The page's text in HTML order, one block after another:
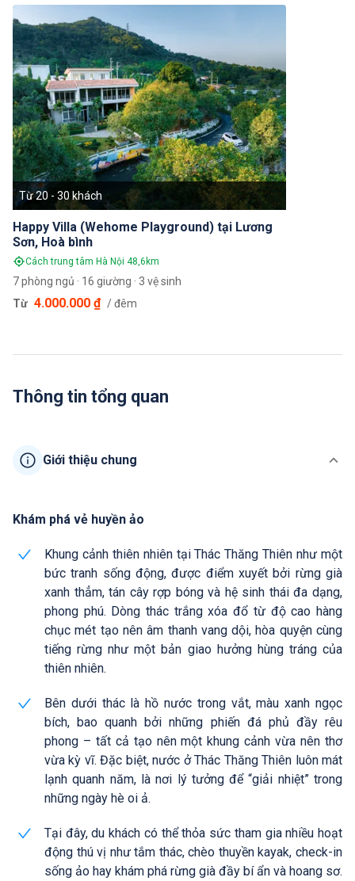
Happy Villa (Wehome Playground) tại Lương
Sơn, Hoà bình
Cách trung tâm Hà Nội 48,6km
Từ 20 - 30 khách
7 phòng ngủ · 16 giường · 3 vệ sinh
Từ 4.000.000 ₫ / đêm
Thông tin tổng quan
Giới thiệu chung
Khám phá vẻ huyền ảo
Khung cảnh thiên nhiên tại Thác Thăng Thiên như một
bức tranh sống động, được điểm xuyết bởi rừng già
xanh thẳm, tán cây rợp bóng và hệ sinh thái đa dạng,
phong phú. Dòng thác trắng xóa đổ từ độ cao hàng
chục mét tạo nên âm thanh vang dội, hòa quyện cùng
tiếng rừng như một bản giao hưởng hùng tráng của
thiên nhiên.
Bên dưới thác là hồ nước trong vắt, màu xanh ngọc
bích, bao quanh bởi những phiến đá phủ đầy rêu
phong – tất cả tạo nên một khung cảnh vừa nên thơ
vừa kỳ vĩ. Đặc biệt, nước ở Thác Thăng Thiên luôn mát
lạnh quanh năm, là nơi lý tưởng để “giải nhiệt” trong
những ngày hè oi ả.
Tại đây, du khách có thể thỏa sức tham gia nhiều hoạt
động thú vị như tắm thác, chèo thuyền kayak, check-in
sống ảo hay khám phá rừng già đầy bí ẩn và hoang sơ.